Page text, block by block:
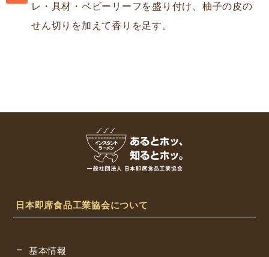
レ・具材・ベビーリーフを盛り付け、柚子の皮の
せん切りを加えて香りを足す。
日本即席食品工業協会について
基本情報